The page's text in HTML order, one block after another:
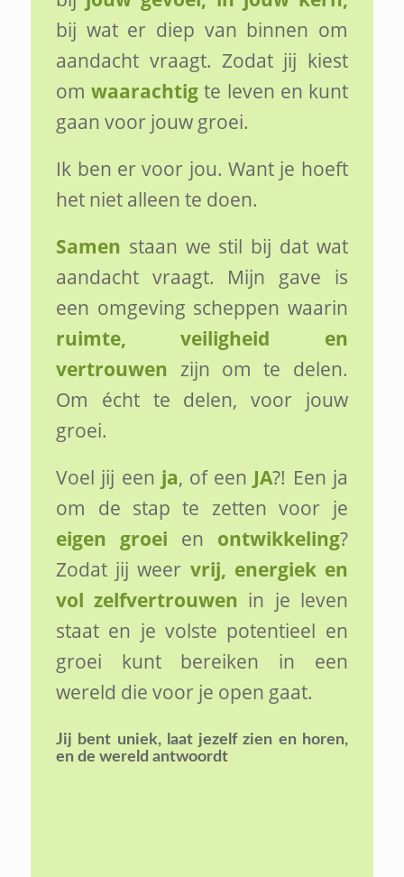
bij wat er diep van binnen om
aandacht vraagt. Zodat jij kiest
omwaarachtig te leven en kunt
gaan voor jouw groei.
Ik ben er voor jou. Want je hoeft
het niet alleen te doen.
Samen staan we stil bij dat wat
aandacht vraagt. Mijn gave is
een omgeving scheppen waarin
ruimte, veiligheid en
vertrouwen zijn om te delen.
Om écht te delen, voor jouw
groei.
Voel jij een ja, of een JA?! Een ja
om de stap te zetten voor je
eigen groei en ontwikkeling?
Zodat jij weer vrij, energiek en
vol zelfvertrouwen in je leven
staat en je volste potentieel en
groei kunt bereiken in een
wereld die voor je open gaat.
Jij bent uniek, laat jezelf zien en horen,
en de wereld antwoordt